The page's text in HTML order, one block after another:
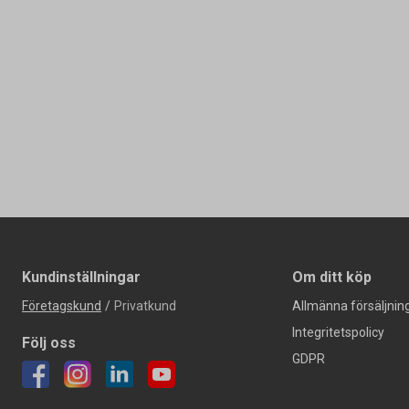
Kundinställningar
Företagskund / Privatkund
Följ oss
Om ditt köp
Allmänna
Integritetspolicy
GDPR